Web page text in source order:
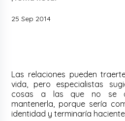
25 Sep 2014
Las relaciones pueden
vida, pero especialistas
cosas a las que no se
mantenerla, porque sería
identidad y terminaría